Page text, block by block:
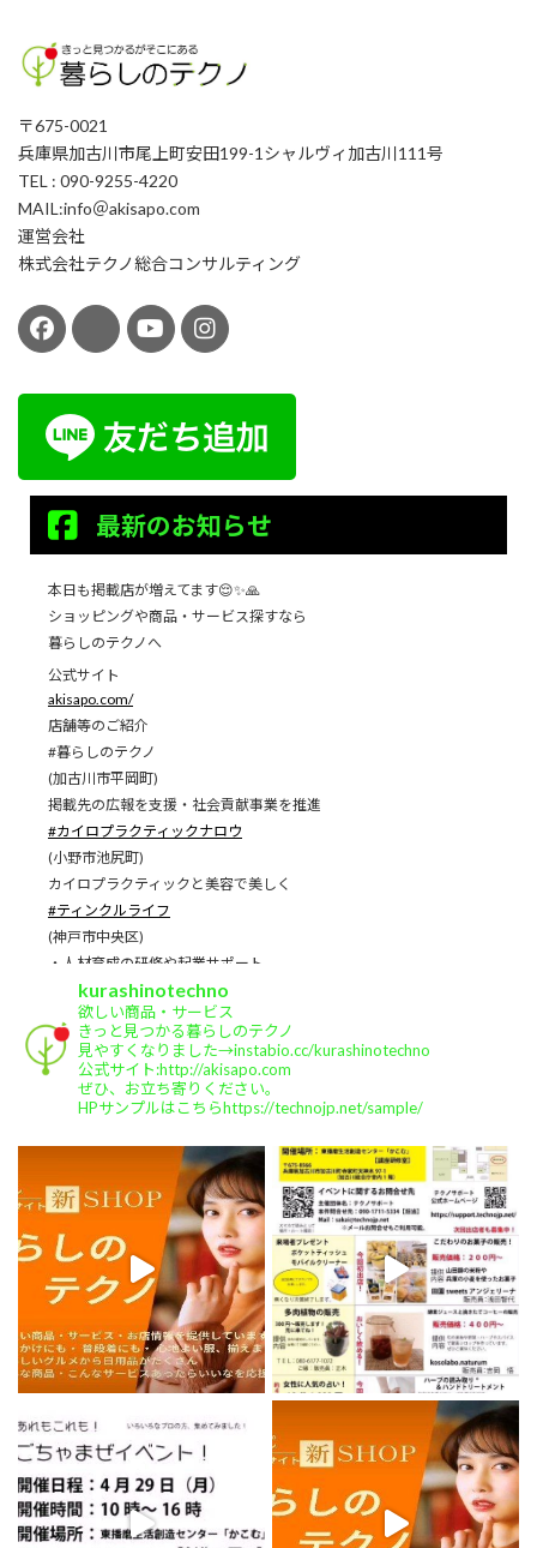
〒675-0021
兵庫県加古川市尾上町安田199-1シャルヴィ加古川111号
TEL : 090-9255-4220
MAIL:info＠akisapo.com
運営会社
株式会社テクノ総合コンサルティング
最新のお知らせ
本日も掲載店が増えてます😌✨🙏
ショッピングや商品・サービス探すなら
暮らしのテクノへ
公式サイト
akisapo.com/
店舗等のご紹介
#暮らしのテクノ
(加古川市平岡町)
掲載先の広報を支援・社会貢献事業を推進
#カイロプラクティックナロウ
(小野市池尻町)
カイロプラクティックと美容で美しく
#ティンクルライフ
(神戸市中央区)
・人材育成の研修や起業サポート
#中島省悟税理士事務所
(加古川市加古川町)
・税の申告からご相談まで。
#elalivoピラティスサロン
(加古川市別府町)
・ピラティスや食や運動の専門家
#心花(このか)
・フラワーアレジメント教室を保育園等で主催
#ホームスクールこどりーむ
(加古川市尾上町)
・ホームスクールの運営
#テクノ総合コンサルティング
(加古川市平岡町)
・主にコンサルティング事業を展開
#株式会社アルパカ
・ITコンサルタントの駆けつけサポート
#有限会社サンキューフーズ
(加古川市平岡町)
・食品加工、農業機械の製作
#一般社団法人あすなろ共生会
kurashinotechno
欲しい商品・サービス
きっと見つかる暮らしのテクノ
見やすくなりました→instabio.cc/kurashinotechno
公式サイト:http://akisapo.com
ぜひ、お立ち寄りください。
HPサンプルはこちらhttps://technojp.net/sample/